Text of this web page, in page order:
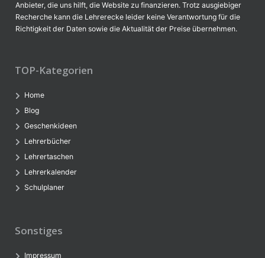
Anbieter, die uns hilft, die Website zu finanzieren. Trotz ausgiebiger
Recherche kann die Lehrerecke leider keine Verantwortung für die
Richtigkeit der Daten sowie die Aktualität der Preise übernehmen.
TOP-Kategorien
Home
Blog
Geschenkideen
Lehrerbücher
Lehrertaschen
Lehrerkalender
Schulplaner
Sonstiges
Impressum